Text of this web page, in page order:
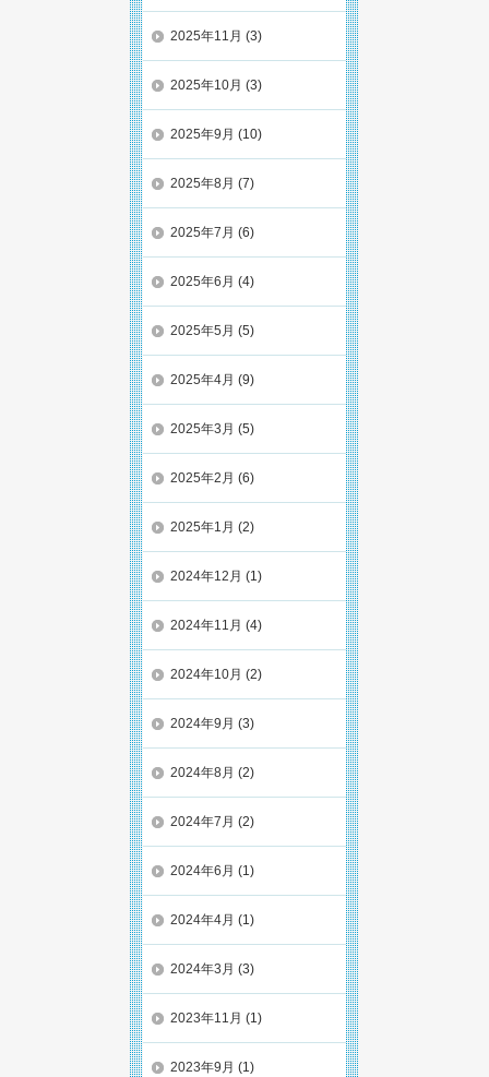
2025年11月 (3)
2025年10月 (3)
2025年9月 (10)
2025年8月 (7)
2025年7月 (6)
2025年6月 (4)
2025年5月 (5)
2025年4月 (9)
2025年3月 (5)
2025年2月 (6)
2025年1月 (2)
2024年12月 (1)
2024年11月 (4)
2024年10月 (2)
2024年9月 (3)
2024年8月 (2)
2024年7月 (2)
2024年6月 (1)
2024年4月 (1)
2024年3月 (3)
2023年11月 (1)
2023年9月 (1)